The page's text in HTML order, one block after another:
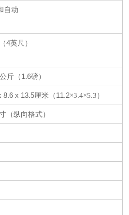
自动
4英尺）
公斤（1.6磅）
8.6 x 13.5厘米（11.2×3.4×5.3）
（纵向格式）